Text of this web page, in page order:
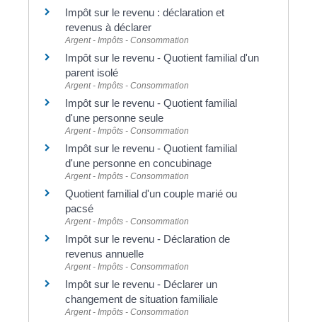
Impôt sur le revenu : déclaration et
revenus à déclarer
Argent - Impôts - Consommation
Impôt sur le revenu - Quotient familial d'un
parent isolé
Argent - Impôts - Consommation
Impôt sur le revenu - Quotient familial
d'une personne seule
Argent - Impôts - Consommation
Impôt sur le revenu - Quotient familial
d'une personne en concubinage
Argent - Impôts - Consommation
Quotient familial d'un couple marié ou
pacsé
Argent - Impôts - Consommation
Impôt sur le revenu - Déclaration de
revenus annuelle
Argent - Impôts - Consommation
Impôt sur le revenu - Déclarer un
changement de situation familiale
Argent - Impôts - Consommation